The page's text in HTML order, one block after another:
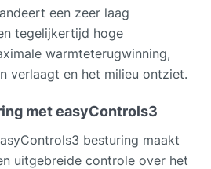
een zeer laag
tegelijkertijd hoge
warmteterugwinning,
verlaagt en het milieu ontziet.
met easyControls3
besturing maakt
uitgebreide controle over het